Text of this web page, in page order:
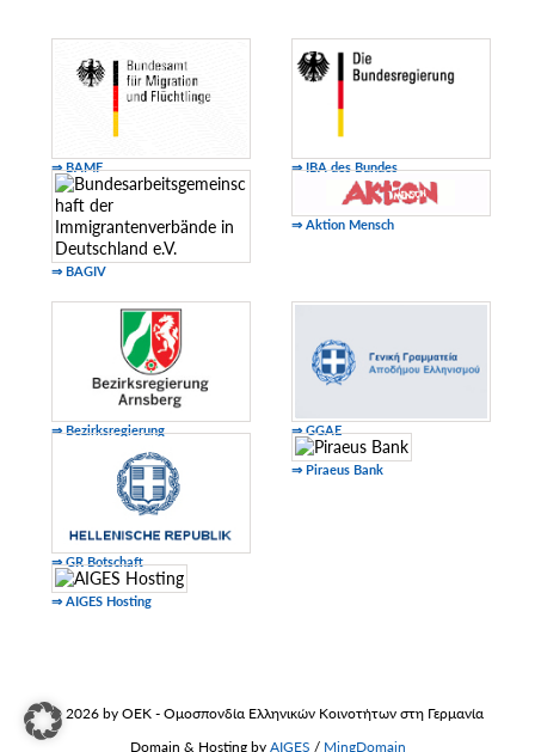
⇒ BAMF ⇒ IBA des Bundes
⇒ BAGIV
⇒ Aktion Mensch
⇒ Bezirksregierung ⇒ GGAE
⇒ GR Botschaft
⇒ Piraeus Bank
⇒ AIGES Hosting
© 2026 by OEK - Ομοσπονδία Ελληνικών Κοινοτήτων στη Γερμανία
Domain & Hosting by AIGES / MingDomain